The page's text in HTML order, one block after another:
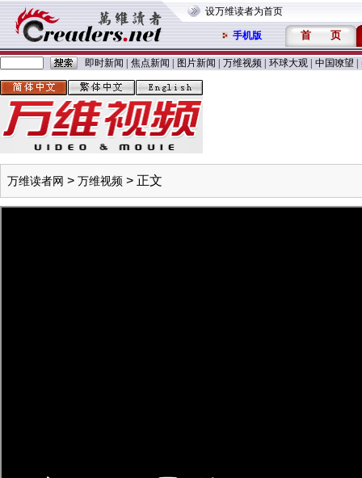
设万维读者为首页
手机版 首 页
即时新闻 焦点新闻 图片新闻 万维视频 环球大观 中国嘹望
万维读者网 > 万维视频 > 正文